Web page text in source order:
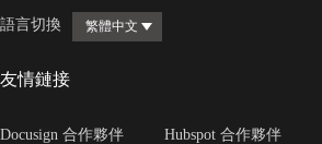
語言切換 繁體中文
友情鏈接
Docusign 合作夥伴 Hubspot 合作夥伴